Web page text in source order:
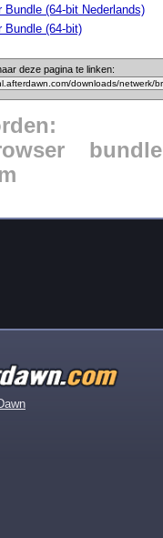
Bundle (64-bit Nederlands)
Bundle (64-bit)
deze pagina te linken:
bundle